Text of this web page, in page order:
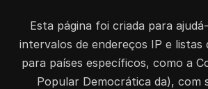
Esta página foi criada para
intervalos de endereços IP e listas
para países específicos, como a
Popular Democrática da), com